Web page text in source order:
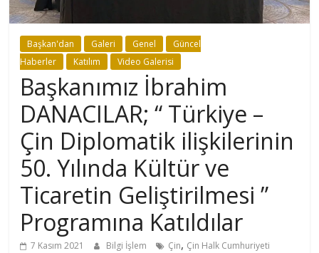
Başkan'dan Galeri Genel
Güncel
Haberler
Katılım Video Galerisi
Başkanımız İbrahim
DANACILAR; “ Türkiye –
Çin Diplomatik ilişkilerinin
50. Yılında Kültür ve
Ticaretin Geliştirilmesi ”
Programına Katıldılar
7 Kasım 2021 Bilgi İşlem Çin, Çin Halk Cumhuriyeti